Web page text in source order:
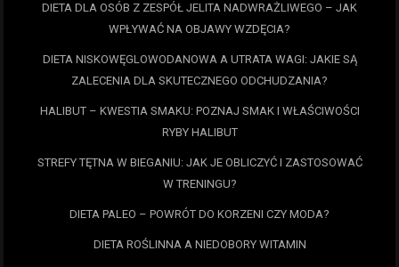
DIETA DLA OSÓB Z ZESPÓŁ JELITA NADWRAŻLIWEGO – JAK
WPŁYWAĆ NA OBJAWY WZDĘCIA?
DIETA NISKOWĘGLOWODANOWA A UTRATA WAGI: JAKIE SĄ
ZALECENIA DLA SKUTECZNEGO ODCHUDZANIA?
HALIBUT – KWESTIA SMAKU: POZNAJ SMAK I WŁAŚCIWOŚCI
RYBY HALIBUT
STREFY TĘTNA W BIEGANIU: JAK JE OBLICZYĆ I ZASTOSOWAĆ
W TRENINGU?
DIETA PALEO – POWRÓT DO KORZENI CZY MODA?
DIETA ROŚLINNA A NIEDOBORY WITAMIN